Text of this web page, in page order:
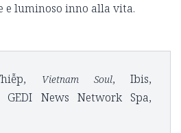
e luminoso inno alla vita.
Vietnam Soul, Ibis,
GEDI News Network Spa,